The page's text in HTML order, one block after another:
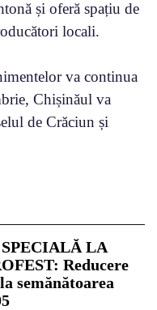
și oferă spațiu de
locali.
va continua
Chișinăul va
de Crăciun și
LA
Reducere
semănătoarea